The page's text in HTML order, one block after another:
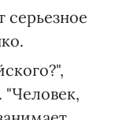
серьезное